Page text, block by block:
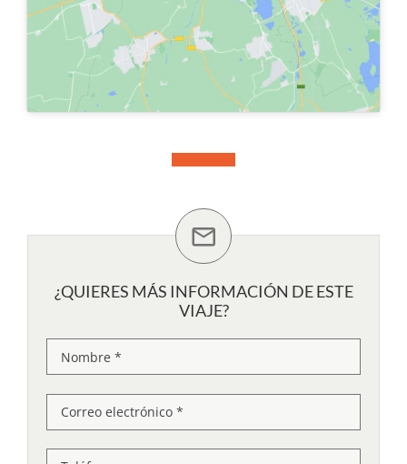
¿QUIERES MÁS INFORMACIÓN DE ESTE
VIAJE?